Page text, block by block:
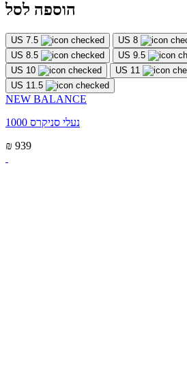
הוספה לסל
US 7.5
US 8
US 8.5
US 9.5
US 10
US 11
US 11.5
NEW BALANCE
נעלי סניקרס 1000
₪ 939